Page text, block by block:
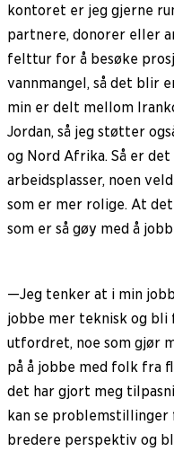
kontoret er jeg gjerne
partnere, donorer eller
felttur for å besøke
vannmangel, så det blir
min er delt mellom
Jordan, så jeg støtter
og Nord Afrika. Så er det
arbeidsplasser, noen
som er mer rolige. At
som er så gøy med å
—Jeg tenker at i min
jobbe mer teknisk og
utfordret, noe som gjør
på å jobbe med folk fra
det har gjort meg
kan se
bredere perspektiv og